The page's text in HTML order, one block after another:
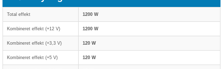
Total effekt 1200 W
Kombineret effekt (+12 V) 1200 W
Kombineret effekt (+3,3 V) 120 W
Kombineret effekt (+5 V) 120 W